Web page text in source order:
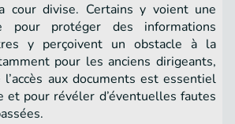
cour divise. Certains y voient une
pour protéger des informations
y perçoivent un obstacle à la
pour les anciens dirigeants,
aux documents est essentiel
et pour révéler d’éventuelles fautes